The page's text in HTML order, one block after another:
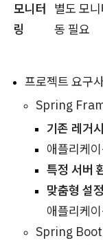
모니터
링
별도 모
동 필요
프로젝트 요구
Spring
기존 레거
애플리케
특정 서버
맞춤형 설
애플리케
Spring Boot